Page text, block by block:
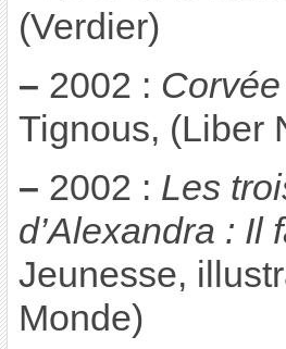
(Verdier)
– 2002 :
Tignous, (Liber
– 2002 : Les
d’Alexandra : Il
Jeunesse,
Monde)